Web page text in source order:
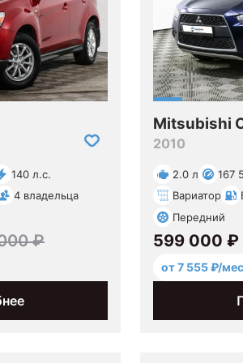
140 л.с.
4 владельца
₽
Mitsubishi
2010
2.0 л 167
Вариатор
Передний
599 000 ₽
от 7 555 ₽/